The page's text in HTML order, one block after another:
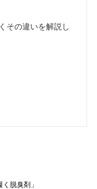
その違いを解説し
脱臭剤」